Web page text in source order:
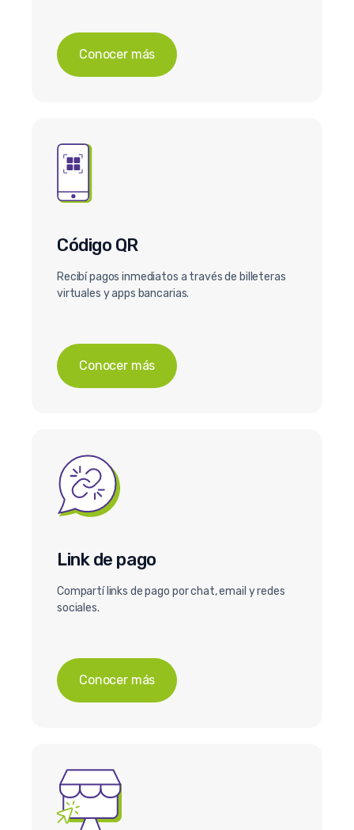
Conocer más
Código QR
Recibí pagos inmediatos a través de billeteras
virtuales y apps bancarias.
Conocer más
Link de pago
Compartí links de pago por chat, email y redes
sociales.
Conocer más